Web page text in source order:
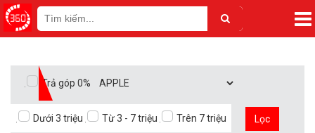
Trả góp 0%
Dưới 3 triệu Từ 3 - 7 triệu Trên 7 triệu Lọc